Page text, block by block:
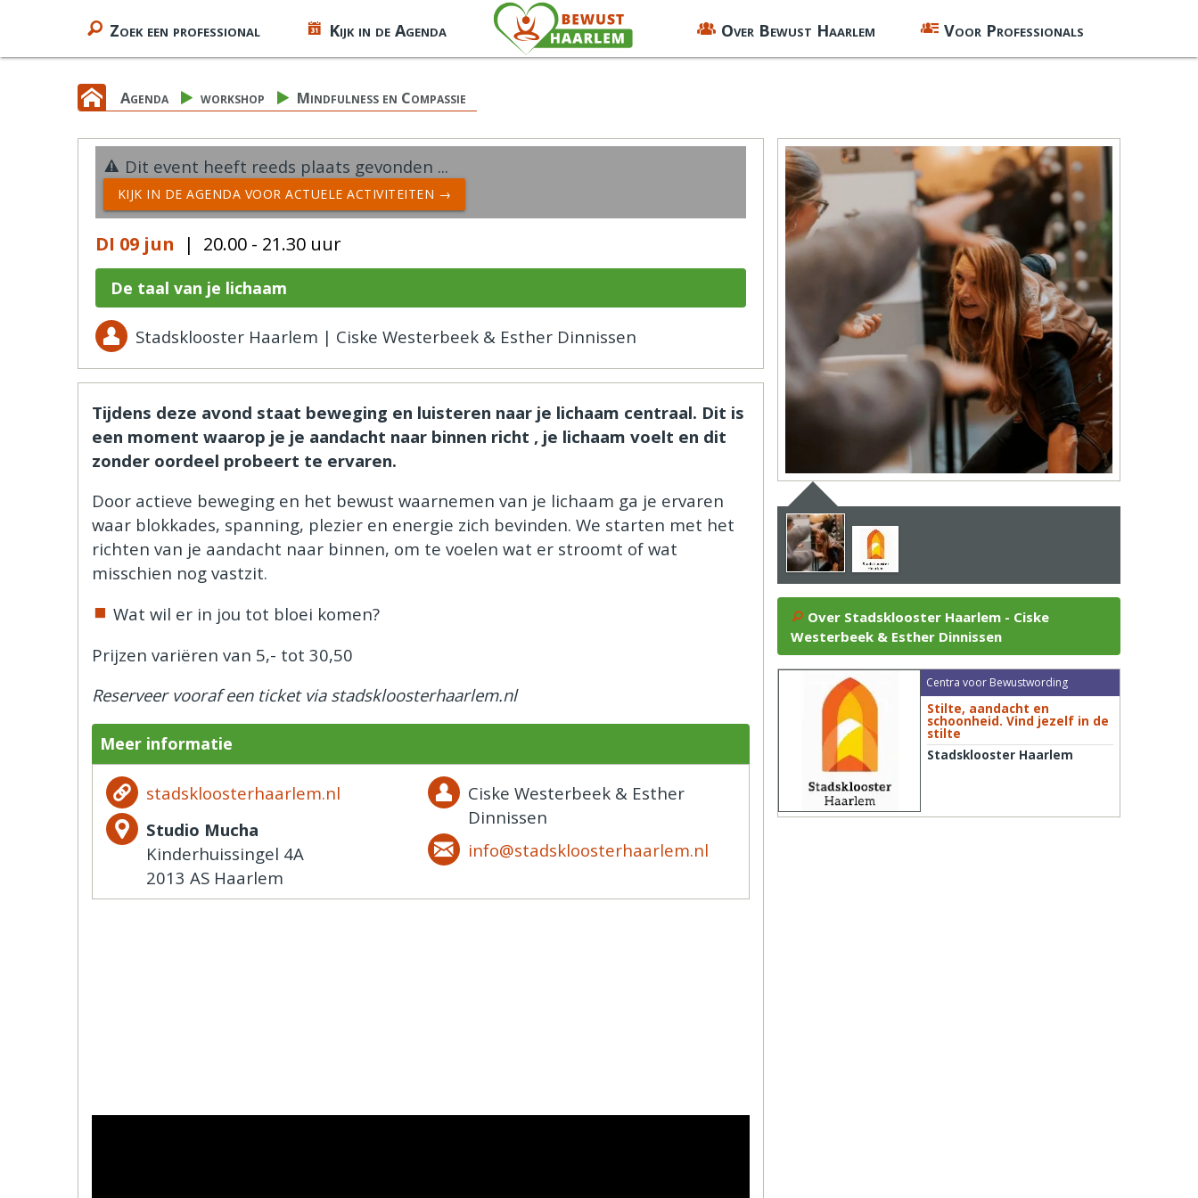
Zoek een professional Kijk in de Agenda Over Bewust Haarlem Voor Professionals
Agenda workshop Mindfulness en Compassie
Dit event heeft reeds plaats gevonden ...
KIJK IN DE AGENDA VOOR ACTUELE ACTIVITEITEN →
DI 09 jun | 20.00 - 21.30 uur
De taal van je lichaam
Stadsklooster Haarlem | Ciske Westerbeek & Esther Dinnissen
Tijdens deze avond staat beweging en luisteren naar je lichaam centraal. Dit is
een moment waarop je je aandacht naar binnen richt , je lichaam voelt en dit
zonder oordeel probeert te ervaren.
Door actieve beweging en het bewust waarnemen van je lichaam ga je ervaren
waar blokkades, spanning, plezier en energie zich bevinden. We starten met het
richten van je aandacht naar binnen, om te voelen wat er stroomt of wat
misschien nog vastzit.
Wat wil er in jou tot bloei komen?
Prijzen variëren van 5,- tot 30,50
Reserveer vooraf een ticket via stadskloosterhaarlem.nl
Meer informatie
stadskloosterhaarlem.nl
Studio Mucha
Kinderhuissingel 4A
2013 AS Haarlem
Ciske Westerbeek & Esther
Dinnissen
info@stadskloosterhaarlem.nl
Over Stadsklooster Haarlem - Ciske
Westerbeek & Esther Dinnissen
Centra voor Bewustwording
Stilte, aandacht en
schoonheid. Vind jezelf in de
stilte
Stadsklooster Haarlem